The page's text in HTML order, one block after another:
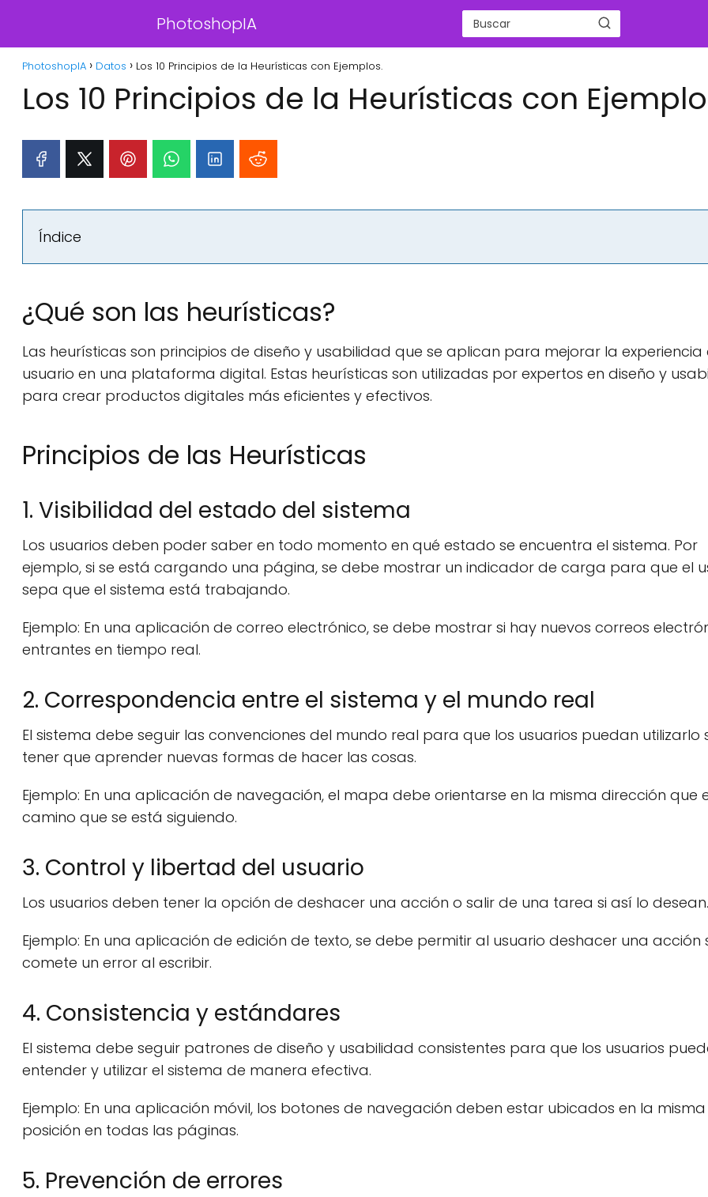
PhotoshopIA
PhotoshopIA Datos Los 10 Principios de la Heurísticas con Ejemplos.
Los 10 Principios de la Heurísticas con
Índice
¿Qué son las heurísticas?
Las heurísticas son principios de diseño y usabilidad que se aplican para mejorar la experiencia
usuario en una plataforma digital. Estas heurísticas son utilizadas por expertos en diseño y
para crear productos digitales más eficientes y efectivos.
Principios de las Heurísticas
1. Visibilidad del estado del sistema
Los usuarios deben poder saber en todo momento en qué estado se encuentra el sistema. Por
ejemplo, si se está cargando una página, se debe mostrar un indicador de carga para que el
sepa que el sistema está trabajando.
Ejemplo: En una aplicación de correo electrónico, se debe mostrar si hay nuevos correos
entrantes en tiempo real.
2. Correspondencia entre el sistema y el mundo real
El sistema debe seguir las convenciones del mundo real para que los usuarios puedan utilizarlo
tener que aprender nuevas formas de hacer las cosas.
Ejemplo: En una aplicación de navegación, el mapa debe orientarse en la misma dirección que
camino que se está siguiendo.
3. Control y libertad del usuario
Los usuarios deben tener la opción de deshacer una acción o salir de una tarea si así lo desean.
Ejemplo: En una aplicación de edición de texto, se debe permitir al usuario deshacer una acción
comete un error al escribir.
4. Consistencia y estándares
El sistema debe seguir patrones de diseño y usabilidad consistentes para que los usuarios
entender y utilizar el sistema de manera efectiva.
Ejemplo: En una aplicación móvil, los botones de navegación deben estar ubicados en la misma
posición en todas las páginas.
5. Prevención de errores